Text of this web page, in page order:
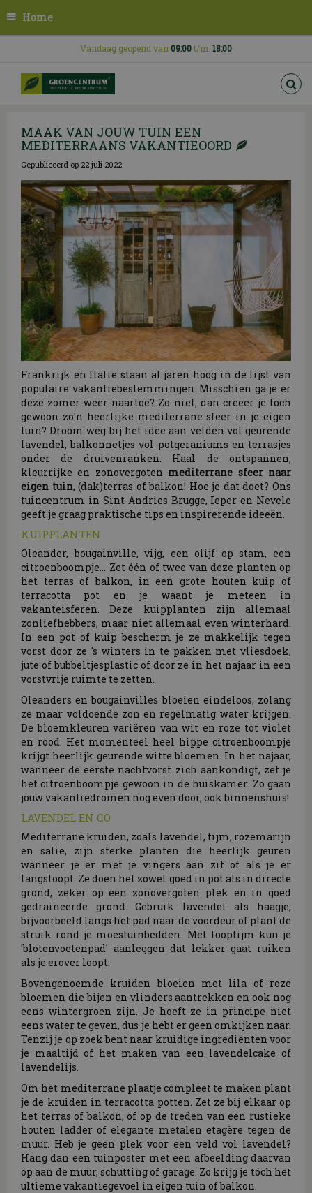
n
Home
Vandaag geopend van 09:00t/m. 18:00
MAAK VAN JOUW TUIN EEN
MEDITERRAANS VAKANTIEOORD
Gepubliceerd op 22 juli 2022
Frankrijk en Italië staan al jaren hoog in de lijst van
populaire vakantiebestemmingen. Misschien ga je er
deze zomer weer naartoe? Zo niet, dan creëer je toch
gewoon zo'n heerlijke mediterrane sfeer in je eigen
tuin? Droom weg bij het idee aan velden vol geurende
lavendel, balkonnetjes vol potgeraniums en terrasjes
onder de druivenranken. Haal de ontspannen,
kleurrijke en zonovergoten mediterrane sfeer naar
eigen tuin, (dak)terras of balkon! Hoe je dat doet? Ons
tuincentrum in Sint-Andries Brugge, Ieper en Nevele
geeft je graag praktische tips en inspirerende ideeën.
KUIPPLANTEN
Oleander, bougainville, vijg, een olijf op stam, een
citroenboompje... Zet één of twee van deze planten op
het terras of balkon, in een grote houten kuip of
terracotta pot en je waant je meteen in
vakanteisferen. Deze kuipplanten zijn allemaal
zonliefhebbers, maar niet allemaal even winterhard.
In een pot of kuip bescherm je ze makkelijk tegen
vorst door ze 's winters in te pakken met vliesdoek,
jute of bubbeltjesplastic of door ze in het najaar in een
vorstvrije ruimte te zetten.
Oleanders en bougainvilles bloeien eindeloos, zolang
ze maar voldoende zon en regelmatig water krijgen.
De bloemkleuren variëren van wit en roze tot violet
en rood. Het momenteel heel hippe citroenboompje
krijgt heerlijk geurende witte bloemen. In het najaar,
wanneer de eerste nachtvorst zich aankondigt, zet je
het citroenboompje gewoon in de huiskamer. Zo gaan
jouw vakantiedromen nog even door, ook binnenshuis!
LAVENDEL EN CO
Mediterrane kruiden, zoals lavendel, tijm, rozemarijn
en salie, zijn sterke planten die heerlijk geuren
wanneer je er met je vingers aan zit of als je er
langsloopt. Ze doen het zowel goed in pot als in directe
grond, zeker op een zonovergoten plek en in goed
gedraineerde grond. Gebruik lavendel als haagje,
bijvoorbeeld langs het pad naar de voordeur of plant de
struik rond je moestuinbedden. Met looptijm kun je
'blotenvoetenpad' aanleggen dat lekker gaat ruiken
als je erover loopt.
Bovengenoemde kruiden bloeien met lila of roze
bloemen die bijen en vlinders aantrekken en ook nog
eens wintergroen zijn. Je hoeft ze in principe niet
eens water te geven, dus je hebt er geen omkijken naar.
Tenzij je op zoek bent naar kruidige ingrediënten voor
je maaltijd of het maken van een lavendelcake of
lavendelijs.
Om het mediterrane plaatje compleet te maken plant
je de kruiden in terracotta potten. Zet ze bij elkaar op
het terras of balkon, of op de treden van een rustieke
houten ladder of elegante metalen etagère tegen de
muur. Heb je geen plek voor een veld vol lavendel?
Hang dan een tuinposter met een afbeelding daarvan
op aan de muur, schutting of garage. Zo krijg je tóch het
ultieme vakantiegevoel in eigen tuin of balkon.